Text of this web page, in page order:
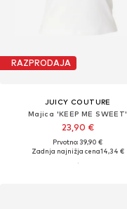
RAZPRODAJA
JUICY COUTURE
Majica 'KEEP ME SWEET'
23,90 €
Prvotno: 39,90 €
Zadnja najnižja cena14,34 €